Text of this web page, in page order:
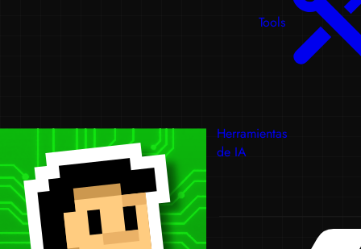
Tools
Herramientas
de IA